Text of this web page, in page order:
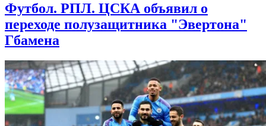
Футбол. РПЛ. ЦСКА объявил о
переходе полузащитника "Эвертона"
Гбамена